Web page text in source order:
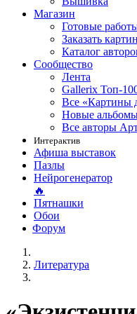
Магазин
Готовые
Заказать
Каталог
Сообщество
Лента
Gallerix Топ-
Все «Картины
Новые
Все авторы
Интерактив
Афиша выставок
Пазлы
Нейрогенератор
🔥
Пятнашки
Обои
Форум
Литература